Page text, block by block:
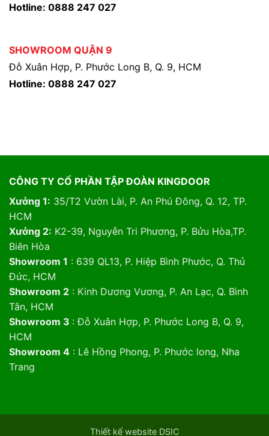
Hotline: 0888 247 027
SHOWROOM QUẬN 9
Đỗ Xuân Hợp, P. Phước Long B, Q. 9, HCM
Hotline: 0888 247 027
CÔNG TY CỔ PHẦN TẬP ĐOÀN KINGDOOR
Xưởng 1: 35/T2 Vườn Lài, P. An Phú Đông, Q. 12, TP.
HCM
Xưởng 2: K2-39, Nguyễn Tri Phương, P. Bửu Hòa,TP.
Biên Hòa
Showroom 1 : 639 QL13, P. Hiệp Bình Phước, Q. Thủ
Đức, HCM
Showroom 2: Kinh Dương Vương, P. An Lạc, Q. Bình
Tân, HCM
Showroom 3 : Đỗ Xuân Hợp, P. Phước Long B, Q. 9,
HCM
Showroom 4: Lê Hồng Phong, P. Phước long, Nha
Trang
Thiết kế website DSIC